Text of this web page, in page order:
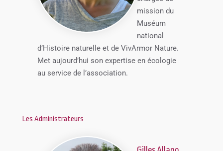
mission du
Muséum
national
d’Histoire naturelle et de VivArmor Nature.
Met aujourd’hui son expertise en écologie
au service de l’association.
Les Administrateurs